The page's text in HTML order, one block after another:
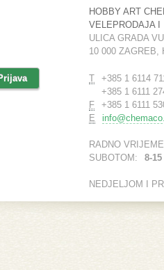
HOBBY ART
VELEPRODAJA I
ULICA GRADA
10 000 ZAGREB,
T
+385 1 6114
+385 1 6111
F
+385 1 6111
E
RADNO
SUBOTOM:
8-15
NEDJELJOM I